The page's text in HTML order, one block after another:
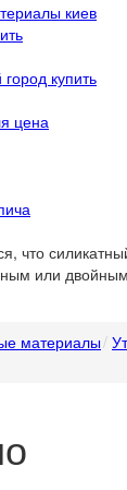
киев
купить
цена
что
или двойным
материалы